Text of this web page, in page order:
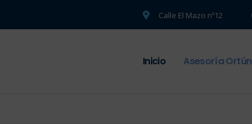
Calle El Mazo nº12
Inicio Asesoría Ortún